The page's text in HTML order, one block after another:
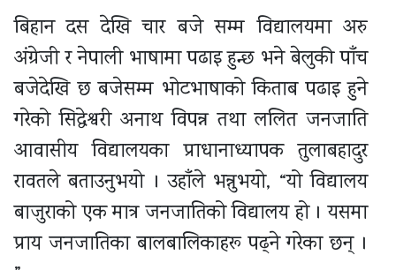
बिहान दस देखि चार बजे सम्म विद्यालयमा अरु
अंग्रेजी र नेपाली भाषामा पढाइ हुन्छ भने बेलुकी पाँच
बजेदेखि छ बजेसम्म भोटभाषाको किताब पढाइ हुने
गरेको सिद्धेश्वरी अनाथ विपन्न तथा ललित जनजाति
आवासीय विद्यालयका प्राधानाध्यापक तुलाबहादुर
रावतले बताउनुभयो । उहाँले भन्नुभयो, “यो विद्यालय
बाजुराको एक मात्र जनजातिको विद्यालय हो । यसमा
प्राय जनजातिका बालबालिकाहरू पढ्ने गरेका छन् ।